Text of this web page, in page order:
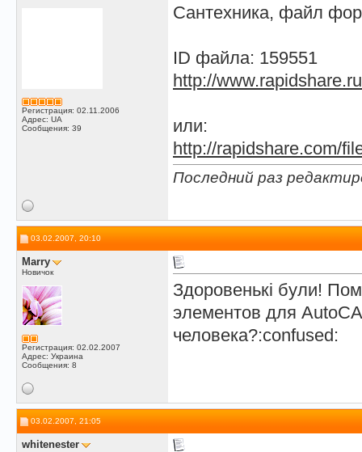
Регистрация: 02.11.2006
Адрес: UA
Сообщения: 39
Сантехника, файл
ID файла: 159551
http://
или:
http://rapidshare.com/
Последний раз
03.02.2007, 20:10
Marry
Новичок
Регистрация: 02.02.2007
Адрес: Украина
Сообщения: 8
Здоровенькі були!
элементов для
человека?:confused:
03.02.2007, 21:05
whitenester